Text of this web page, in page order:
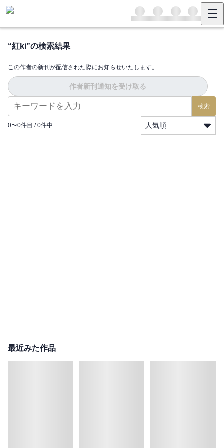
“紅ki”の検索結果
この作者の新刊が配信された際にお知らせいたします。
作者新刊通知を受け取る
検索
0〜0件目 / 0件中 人気順
最近みた作品